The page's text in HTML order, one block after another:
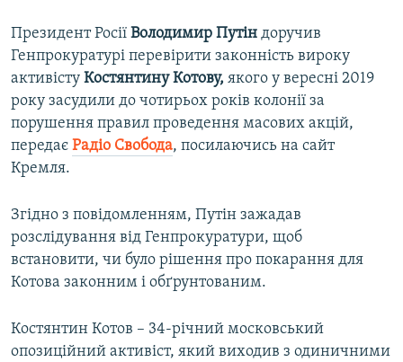
Усі сайти RFE/RL
Президент Росії Володимир Путін доручив
Генпрокуратурі перевірити законність вироку
активісту Костянтину Котову, якого у вересні 2019
року засудили до чотирьох років колонії за
порушення правил проведення масових акцій,
передає Радіо Свобода, посилаючись на сайт
Кремля.
Згідно з повідомленням, Путін зажадав
розслідування від Генпрокуратури, щоб
встановити, чи було рішення про покарання для
Котова законним і обґрунтованим.
Костянтин Котов – 34-річний московський
опозиційний активіст, який виходив з одиничними